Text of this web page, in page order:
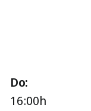
Do:
16:00h